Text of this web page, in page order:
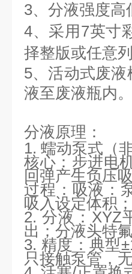
3、 分液强度高
4、 采用7英寸
择整版或任意列
5、活动式废
液至废液瓶内。
分液原理：
1. 蠕动泵式（
核心：步进电
回弹产生负压
过程： 吸液：
吸入设定体积
2. 分液：
出；分液头特
3. 精度：典型
只接触泵管，